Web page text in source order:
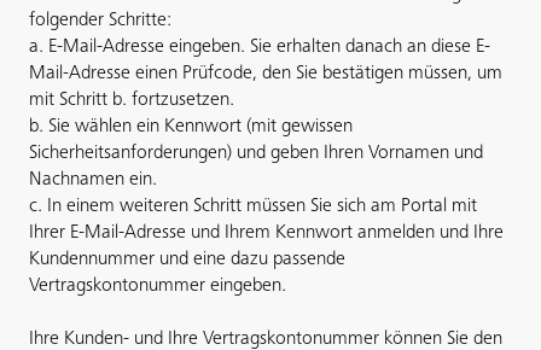
folgender Schritte:
a. E-Mail-Adresse eingeben. Sie erhalten danach an diese E-
Mail-Adresse einen Prüfcode, den Sie bestätigen müssen, um
mit Schritt b. fortzusetzen.
b. Sie wählen ein Kennwort (mit gewissen
Sicherheitsanforderungen) und geben Ihren Vornamen und
Nachnamen ein.
c. In einem weiteren Schritt müssen Sie sich am Portal mit
Ihrer E-Mail-Adresse und Ihrem Kennwort anmelden und Ihre
Kundennummer und eine dazu passende
Vertragskontonummer eingeben.
Ihre Kunden- und Ihre Vertragskontonummer können Sie den